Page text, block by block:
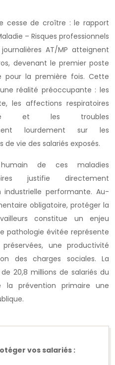
cesse de croître : le rapport
– Risques professionnels
AT/MP atteignent
devenant le premier poste
pour la première fois. Cette
réalité préoccupante : les
les affections respiratoires
et les troubles
lourdement sur les
vie des salariés exposés.
de ces maladies
justifie directement
industrielle performante. Au-
obligatoire, protéger la
constitue un enjeu
pathologie évitée représente
une productivité
des charges sociales. La
20,8 millions de salariés du
la prévention primaire une
vos salariés :